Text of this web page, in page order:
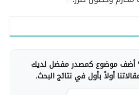
أضف موضوع كمصدر مفضل لديك
أولاً بأول في نتائج البحث.